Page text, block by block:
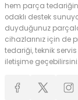
hem parça
odaklı destek
duyduğunuz
cihazlarınız için de
tedariği, teknik
iletişime